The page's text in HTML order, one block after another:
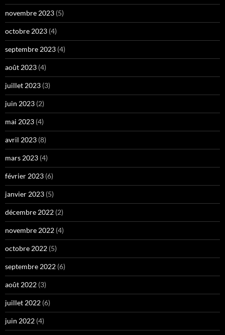
novembre 2023 (5)
octobre 2023 (4)
septembre 2023 (4)
août 2023 (4)
juillet 2023 (3)
juin 2023 (2)
mai 2023 (4)
avril 2023 (8)
mars 2023 (4)
février 2023 (6)
janvier 2023 (5)
décembre 2022 (2)
novembre 2022 (4)
octobre 2022 (5)
septembre 2022 (6)
août 2022 (3)
juillet 2022 (6)
juin 2022 (4)